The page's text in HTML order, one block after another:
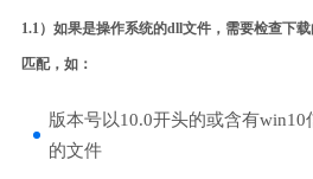
1.1）如果是操作系统的dll文件，需要检查下
匹配，如：
版本号以10.0开头的或含有win10
的文件